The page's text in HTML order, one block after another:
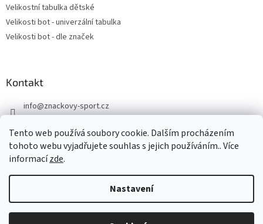
Tento web používá soubory cookie. Dalším procházením
tohoto webu vyjadřujete souhlas s jejich používáním.. Více
informacízde.
Nastavení
Velikostní tabulka dětské
Velikosti bot - univerzální tabulka
Velikosti bot - dle značek
Kontakt
info@znackovy-sport.cz
Vytvořil Shoptet